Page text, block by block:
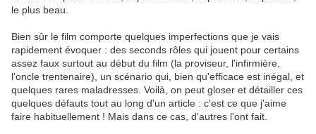
le plus beau.
Bien sûr le film comporte quelques imperfections que je vais
rapidement évoquer : des seconds rôles qui jouent pour certains
assez faux surtout au début du film (la proviseur, l'infirmière,
l'oncle trentenaire), un scénario qui, bien qu'efficace est inégal, et
quelques rares maladresses. Voilà, on peut gloser et détailler ces
quelques défauts tout au long d'un article : c'est ce que j'aime
faire habituellement ! Mais dans ce cas, d'autres l'ont fait.